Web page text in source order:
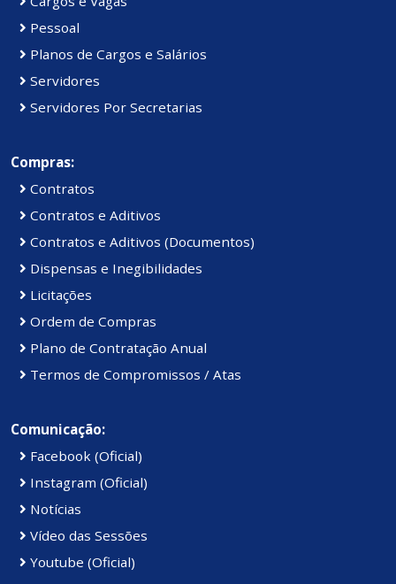
Pessoal
Planos de Cargos e Salários
Servidores
Servidores Por Secretarias
Compras:
Contratos
Contratos e Aditivos
Contratos e Aditivos (Documentos)
Dispensas e Inegibilidades
Licitações
Ordem de Compras
Plano de Contratação Anual
Termos de Compromissos / Atas
Comunicação:
Facebook (Oficial)
Instagram (Oficial)
Notícias
Vídeo das Sessões
Youtube (Oficial)